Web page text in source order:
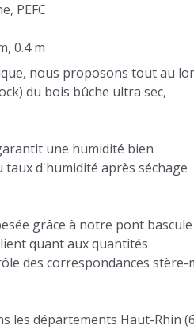
PEFC
0.4 m
nous proposons tout au
du bois bûche ultra sec,
une humidité bien
d'humidité après séchage
grâce à notre pont bascule
quant aux quantités
des correspondances stère-
les départements Haut-Rhin